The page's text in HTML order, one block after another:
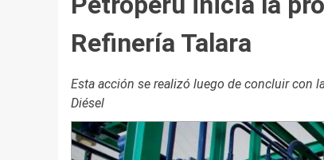
Refinería Talara
Esta acción se realizó luego de concluir con
Diésel